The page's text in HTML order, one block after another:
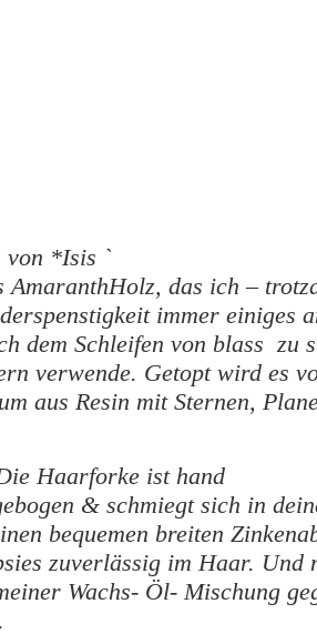
von *Isis `
das ich –
immer einiges
dem Schleifen von blass zu
verwende. Getopt wird es
aus Resin mit Sternen,
Haarforke ist hand
& schmiegt sich in
bequemen breiten
zuverlässig im Haar. Und
Wachs- Öl- Mischung